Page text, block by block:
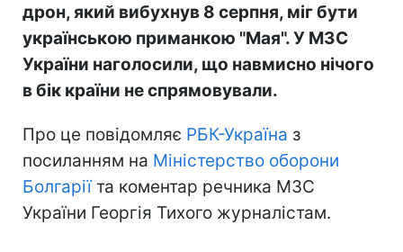
дрон, який вибухнув 8 серпня, міг бути
українською приманкою "Мая". У МЗС
України наголосили, що навмисно нічого
в бік країни не спрямовували.
Про це повідомляє РБК-Україна з
посиланням на Міністерство оборони
Болгаріїта коментар речника МЗС
України Георгія Тихого журналістам.